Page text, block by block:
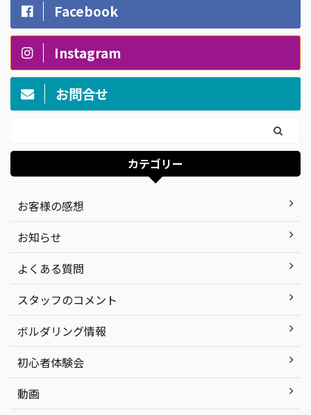
Facebook
Instagram
お問合せ
カテゴリー
お客様の感想
お知らせ
よくある質問
スタッフのコメント
ボルダリング情報
初心者体験会
動画